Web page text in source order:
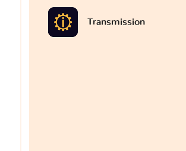
Transmission